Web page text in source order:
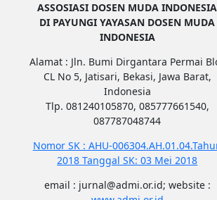
ASSOSIASI DOSEN MUDA INDONESIA
DI PAYUNGI YAYASAN DOSEN MUDA
INDONESIA
Alamat : Jln. Bumi Dirgantara Permai
CL No 5, Jatisari, Bekasi, Jawa Barat,
Indonesia
Tlp. 081240105870, 085777661540,
087787048744
Nomor SK : AHU-
2018 Tanggal SK: 03 Mei 2018
email : jurnal@admi.or.id; website :